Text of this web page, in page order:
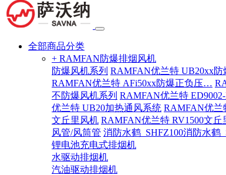
全部商品分类
+ RAMFAN防爆排烟风机
防爆风机系列 RAMFAN优兰特 UB20xx
RAMFAN优兰特 AFi50xx防爆正负压…
不防爆风机系列 RAMFAN优兰特
优兰特 UB20加热通风系统 RAMFAN优
文丘里风机 RAMFAN优兰特 RV1500文丘
风管/风筒管 消防水鹤_SHFZ100消防水鹤
锂电池充电式排烟机
水驱动排烟机
汽油驱动排烟机